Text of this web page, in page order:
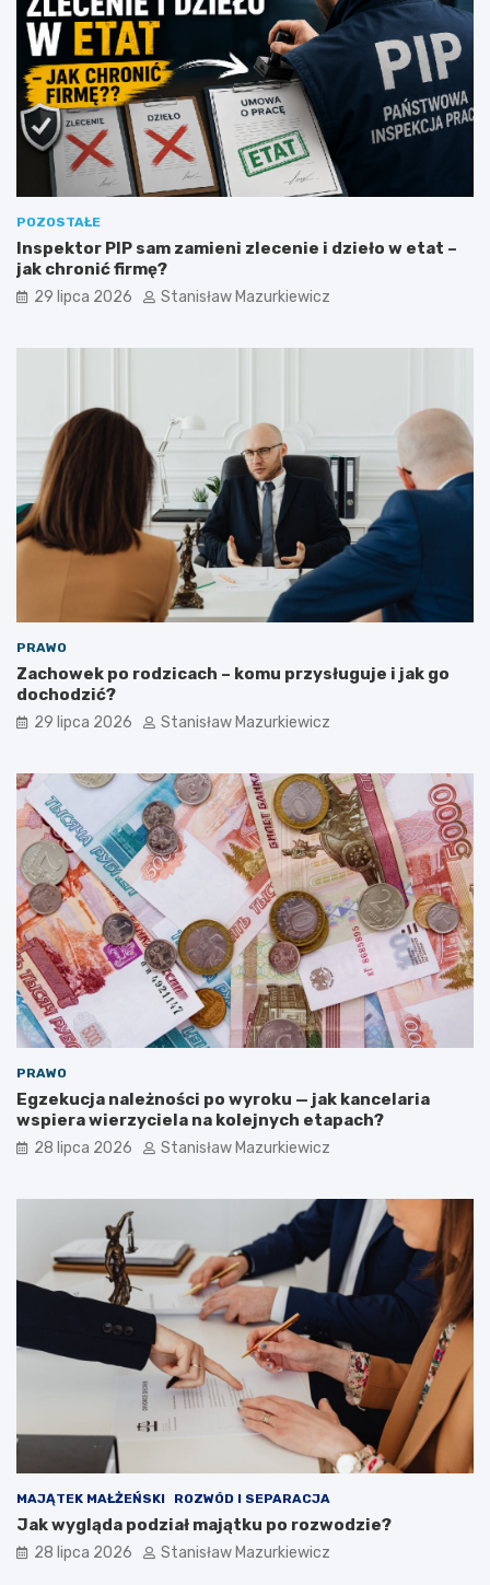
POZOSTAŁE
Inspektor PIP sam zamieni zlecenie i dzieło w etat –
jak chronić firmę?
29 lipca 2026 Stanisław Mazurkiewicz
PRAWO
Zachowek po rodzicach – komu przysługuje i jak go
dochodzić?
29 lipca 2026 Stanisław Mazurkiewicz
PRAWO
Egzekucja należności po wyroku — jak kancelaria
wspiera wierzyciela na kolejnych etapach?
28 lipca 2026 Stanisław Mazurkiewicz
MAJĄTEK MAŁŻEŃSKI ROZWÓD I SEPARACJA
Jak wygląda podział majątku po rozwodzie?
28 lipca 2026 Stanisław Mazurkiewicz